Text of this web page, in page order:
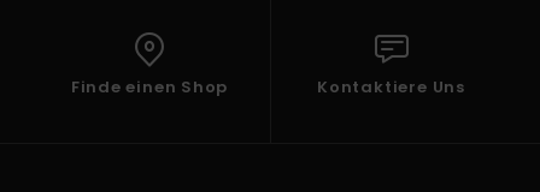
Finde einen Shop Kontaktiere Uns